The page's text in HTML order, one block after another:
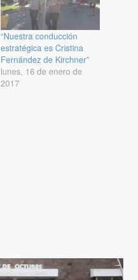
“Nuestra conducción
estratégica es Cristina
Fernández de Kirchner”
lunes, 16 de enero de
2017